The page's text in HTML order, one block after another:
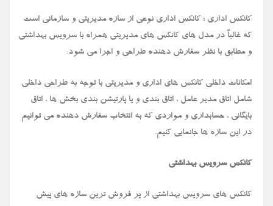
کانکس اداری : کانکس اداری نوعی از سازه مدیریتی و سازمانی است
که غالباً در مدل های کانکس های مدیریتی همراه با سرویس بهداشتی
و مطابق با نظر سفارش دهنده طراحی و اجرا می شود.
امکانات داخلی کانکس های اداری و مدیریتی با توجه به طراحی داخلی
شامل اتاق مدیر عامل ، اتاق بندی و یا پارتیشن بندی بخش ها ، اتاق
بایگانی ، حسابداری و مواردی که به انتخاب سفارش دهنده می توانیم
در این سازه ها جانمایی کنیم.
کانکس سرویس بهداشتی
کانکس های سرویس بهداشتی از پر فروش ترین سازه های پیش